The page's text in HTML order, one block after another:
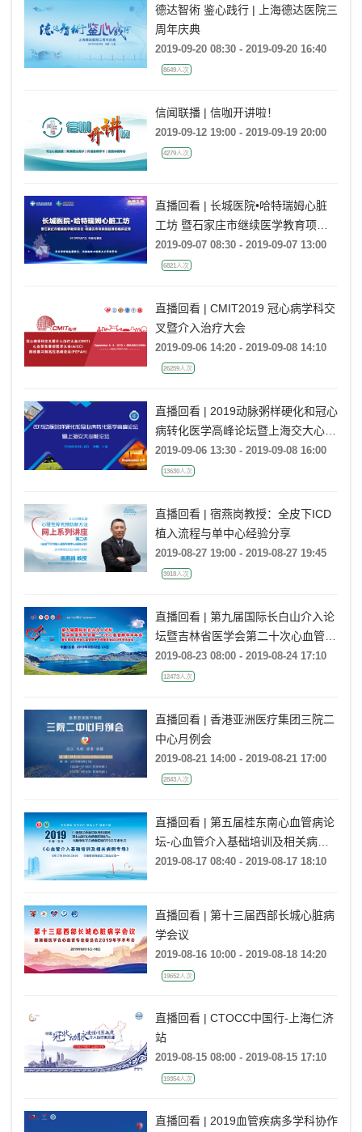
德达智術 鉴心践行 | 上海德达医院三
周年庆典
2019-09-20 08:30 - 2019-09-20 16:40
8649人次
信闻联播 | 信咖开讲啦！
2019-09-12 19:00 - 2019-09-19 20:00
4279人次
直播回看 | 长城医院•哈特瑞姆心脏
工坊 暨石家庄市继续医学教育项目-
希浦氏传导系统起搏的临床应用
2019-09-07 08:30 - 2019-09-07 13:00
6821人次
直播回看 | CMIT2019 冠心病学科交
叉暨介入治疗大会
2019-09-06 14:20 - 2019-09-08 14:10
26259人次
直播回看 | 2019动脉粥样硬化和冠心
病转化医学高峰论坛暨上海交大心脏
论坛
2019-09-06 13:30 - 2019-09-08 16:00
13630人次
直播回看 | 宿燕岗教授：全皮下ICD
植入流程与单中心经验分享
2019-08-27 19:00 - 2019-08-27 19:45
3918人次
直播回看 | 第九届国际长白山介入论
坛暨吉林省医学会第二十次心血管病
学术年会
2019-08-23 08:00 - 2019-08-24 17:10
12473人次
直播回看 | 香港亚洲医疗集团三院二
中心月例会
2019-08-21 14:00 - 2019-08-21 17:00
2843人次
直播回看 | 第五届桂东南心血管病论
坛-心血管介入基础培训及相关病例
专场
2019-08-17 08:40 - 2019-08-17 18:10
直播回看 | 第十三届西部长城心脏病
学会议
2019-08-16 10:00 - 2019-08-18 14:20
19652人次
直播回看 | CTOCC中国行-上海仁济
站
2019-08-15 08:00 - 2019-08-15 17:10
19354人次
直播回看 | 2019血管疾病多学科协作